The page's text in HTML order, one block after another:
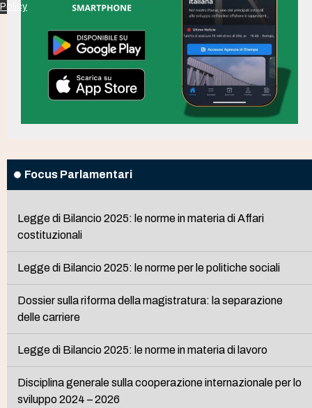
Focus Parlamentari
Legge di Bilancio 2025: le norme in materia di Affari
costituzionali
Legge di Bilancio 2025: le norme per le politiche sociali
Dossier sulla riforma della magistratura: la separazione
delle carriere
Legge di Bilancio 2025: le norme in materia di lavoro
Disciplina generale sulla cooperazione internazionale per lo
sviluppo 2024 – 2026
Policy